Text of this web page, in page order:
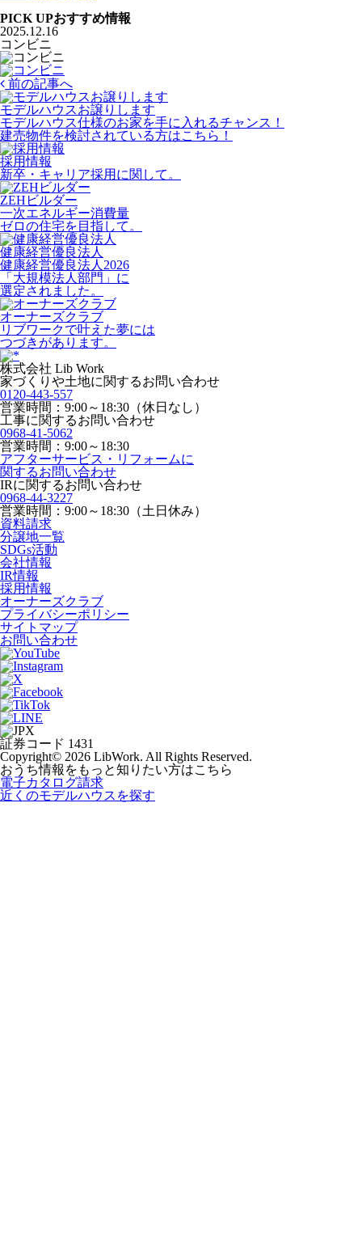
PICK UPおすすめ情報
2025.12.16
コンビニ
前の記事へ
モデルハウスお譲りします
モデルハウス仕様のお家を手に入れるチャンス！
建売物件を検討されている方はこちら！
採用情報
新卒・キャリア採用に関して。
ZEHビルダー
一次エネルギー消費量
ゼロの住宅を目指して。
健康経営優良法人
健康経営優良法人2026
「大規模法人部門」に
選定されました。
オーナーズクラブ
リブワークで叶えた夢には
つづきがあります。
株式会社 Lib Work
家づくりや土地に関するお問い合わせ
0120-443-557
営業時間：9:00～18:30（休日なし）
工事に関するお問い合わせ
0968-41-5062
営業時間：9:00～18:30
アフターサービス・リフォームに
関するお問い合わせ
IRに関するお問い合わせ
0968-44-3227
営業時間：9:00～18:30（土日休み）
資料請求
分譲地一覧
SDGs活動
会社情報
IR情報
採用情報
オーナーズクラブ
プライバシーポリシー
サイトマップ
お問い合わせ
証券コード 1431
Copyright© 2026 LibWork. All Rights Reserved.
おうち情報をもっと知りたい方はこちら
電子カタログ請求
近くのモデルハウスを探す